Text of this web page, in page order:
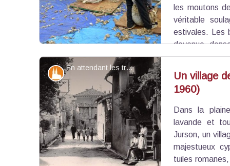
Voir l'image en plein écran
les moutons
véritable
estivales. Les
devenue
bêtes pour la transhumance. Mais au-delà de
temps fort du calendrier pastoral : un
transmission, où la communauté se retrouve
En attendant les transhumants - ©DR
Patrimoine et histoire
Un village
1960)
Dans la
lavande et
Jurson, un
majestueux
tuiles